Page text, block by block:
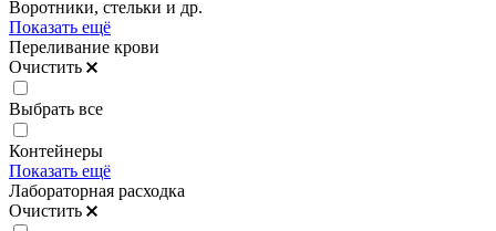
Воротники, стельки и др.
Показать ещё
Переливание крови
Очистить
Выбрать все
Контейнеры
Показать ещё
Лабораторная расходка
Очистить